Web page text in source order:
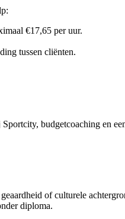
€17,65 per uur.
tussen cliënten.
budgetcoaching en
of culturele
diploma.